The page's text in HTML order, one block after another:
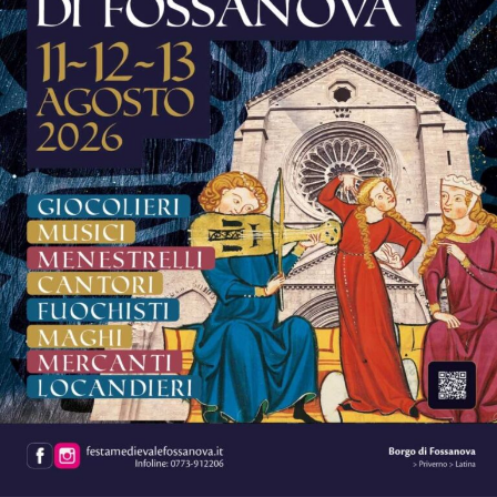
La musica continuerà poi ad essere protagonista sui tre
palchi della festa.
Sul palco delGrappa Jazz Festivalsalirà ilLuca
Mannutza & Paolo Recchia Duo,raffinata formazione
composta da pianoforte e sassofono contralto, mentre
domenica 9 agosto il festival chiuderà con il Jordan
Corda 5et, formazione guidata dal vibrafonista Jordan
Corda insieme a Filippo Bianchini, Dario Rogato
(direttore artistico del Grappa Jazz Festival), Luca
Bulgarelli e Sasha Mashin.